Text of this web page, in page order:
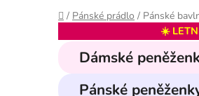
Domů
/ Pánské prádlo / Pánské
☀️
Přeskočit
kategorie
Dámské
Pánské